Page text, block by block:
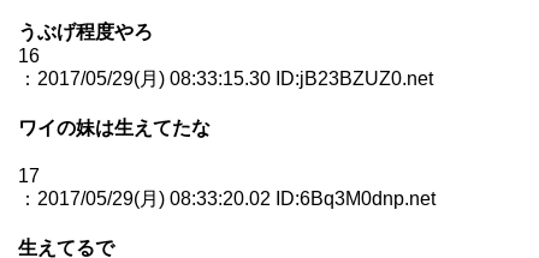
うぶげ程度やろ
16
：2017/05/29(月) 08:33:15.30 ID:jB23BZUZ0.net
ワイの妹は生えてたな
17
：2017/05/29(月) 08:33:20.02 ID:6Bq3M0dnp.net
生えてるで